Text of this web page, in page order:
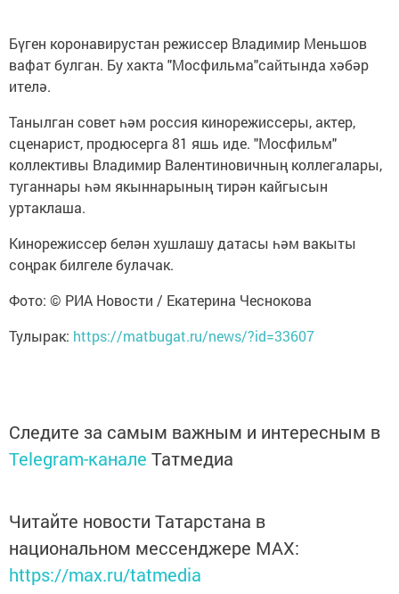
Бүген коронавирустан режиссер Владимир Меньшов
вафат булган. Бу хакта "Мосфильма"сайтында хәбәр
ителә.
Танылган совет һәм россия кинорежиссеры, актер,
сценарист, продюсерга 81 яшь иде. "Мосфильм"
коллективы Владимир Валентиновичның коллегалары,
туганнары һәм якыннарының тирән кайгысын
уртаклаша.
Кинорежиссер белән хушлашу датасы һәм вакыты
соңрак билгеле булачак.
Фото: © РИА Новости / Екатерина Чеснокова
Тулырак: https://matbugat.ru/news/?id=33607
Следите за самым важным и интересным в
Telegram-канале Татмедиа
Читайте новости Татарстана в
национальном мессенджере MАХ:
https://max.ru/tatmedia